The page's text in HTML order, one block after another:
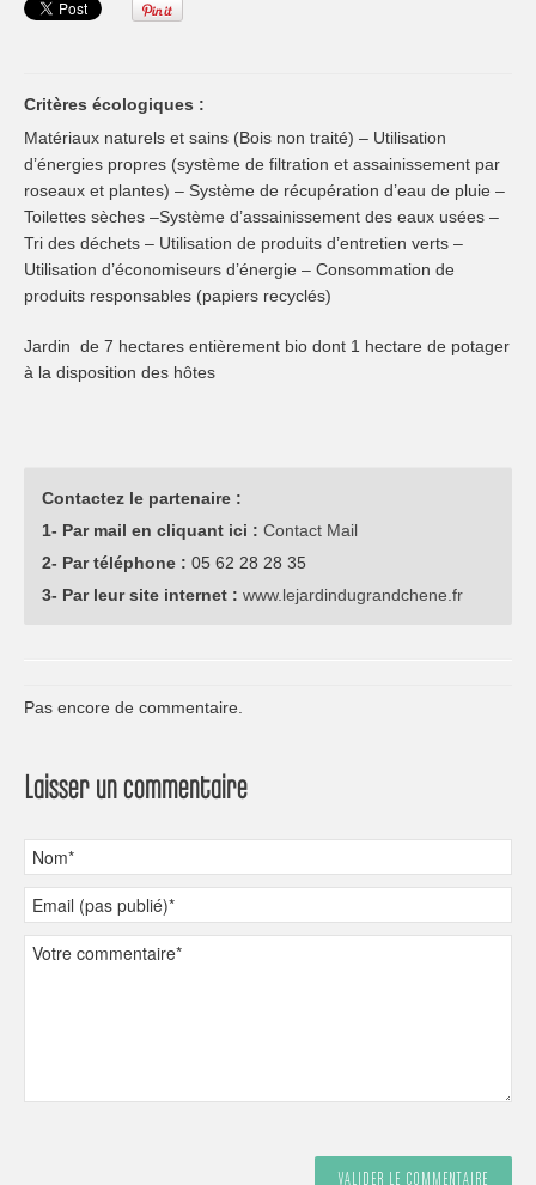
Critères écologiques :
Matériaux naturels et sains (Bois non traité) – Utilisation
d’énergies propres (système de filtration et assainissement par
roseaux et plantes) – Système de récupération d’eau de pluie –
Toilettes sèches –Système d’assainissement des eaux usées –
Tri des déchets – Utilisation de produits d’entretien verts –
Utilisation d’économiseurs d’énergie – Consommation de
produits responsables (papiers recyclés)
Jardin de 7 hectares entièrement bio dont 1 hectare de potager
à la disposition des hôtes
Contactez le partenaire :
1- Par mail en cliquant ici : Contact Mail
2- Par téléphone : 05 62 28 28 35
3- Par leur site internet : www.lejardindugrandchene.fr
Pas encore de commentaire.
Laisser un commentaire